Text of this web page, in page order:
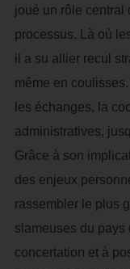
joué un rôle central
processus. Là où
il a su allier recul
même en
les échanges, la
administratives,
Grâce à son
des enjeux
rassembler le plus
slameuses du pays
concertation et à